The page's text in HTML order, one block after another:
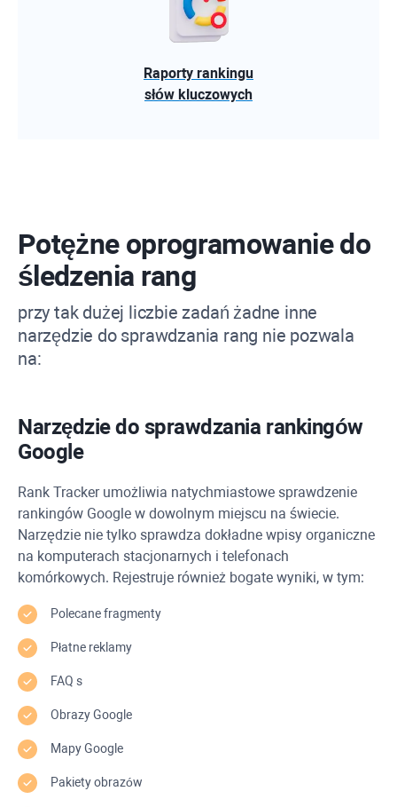
Raporty rankingu
słów kluczowych
Potężne oprogramowanie do
śledzenia rang
przy tak dużej liczbie zadań żadne inne
narzędzie do sprawdzania rang nie pozwala
na:
Narzędzie do sprawdzania rankingów
Google
Rank Trackerumożliwia natychmiastowe sprawdzenie
rankingów Google w dowolnym miejscu na świecie.
Narzędzie nie tylko sprawdza dokładne wpisy organiczne
na komputerach stacjonarnych i telefonach
komórkowych. Rejestruje również bogate wyniki, w tym:
Polecane fragmenty
Płatne reklamy
FAQ s
Obrazy Google
Mapy Google
Pakiety obrazów